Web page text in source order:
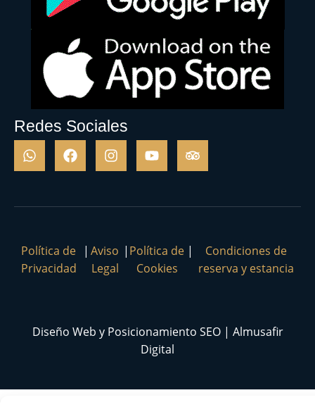
Redes Sociales
Política de
Privacidad
| Aviso
Legal
| Política de
Cookies
|
Condiciones de
reserva y estancia
Diseño Web y Posicionamiento SEO | Almusafir
Digital